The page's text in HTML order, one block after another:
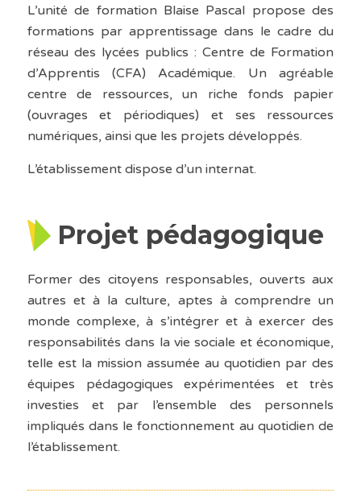
L’unité de formation Blaise Pascal propose des
formations par apprentissage dans le cadre du
réseau des lycées publics : Centre de Formation
d’Apprentis (CFA) Académique. Un agréable
centre de ressources, un riche fonds papier
(ouvrages et périodiques) et ses ressources
numériques, ainsi que les projets développés.
L’établissement dispose d’un internat.
Projet pédagogique
Former des citoyens responsables, ouverts aux
autres et à la culture, aptes à comprendre un
monde complexe, à s’intégrer et à exercer des
responsabilités dans la vie sociale et économique,
telle est la mission assumée au quotidien par des
équipes pédagogiques expérimentées et très
investies et par l’ensemble des personnels
impliqués dans le fonctionnement au quotidien de
l’établissement.